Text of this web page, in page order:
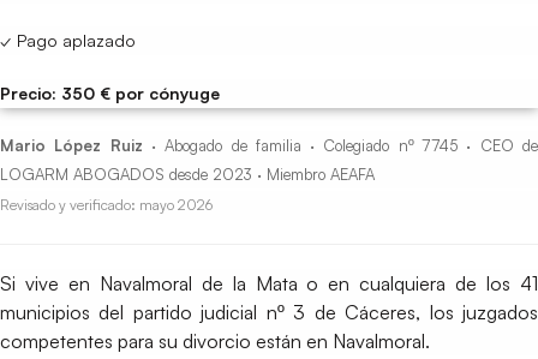
✓ Pago aplazado
Precio: 350 € por cónyuge
Mario López Ruiz · Abogado de familia · Colegiado nº 7745 · CEO de
LOGARM ABOGADOS desde 2023 · Miembro AEAFA
Revisado y verificado: mayo 2026
Si vive en Navalmoral de la Mata o en cualquiera de los 41
municipios del partido judicial nº 3 de Cáceres, los juzgados
competentes para su divorcio están en Navalmoral.